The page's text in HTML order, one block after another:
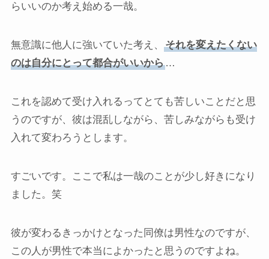
らいいのか考え始める一哉。
無意識に他人に強いていた考え、
それを変えたくない
のは自分にとって都合がいいから…
これを認めて受け入れるってとても苦しいことだと思
うのですが、彼は混乱しながら、苦しみながらも受け
入れて変わろうとします。
すごいです。ここで私は一哉のことが少し好きになり
ました。笑
彼が変わるきっかけとなった同僚は男性なのですが、
この人が男性で本当によかったと思うのですよね。